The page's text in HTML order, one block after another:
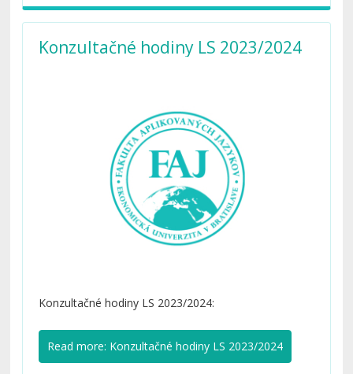
Konzultačné hodiny LS 2023/2024
Konzultačné hodiny LS 2023/2024:
Read more: Konzultačné hodiny LS 2023/2024